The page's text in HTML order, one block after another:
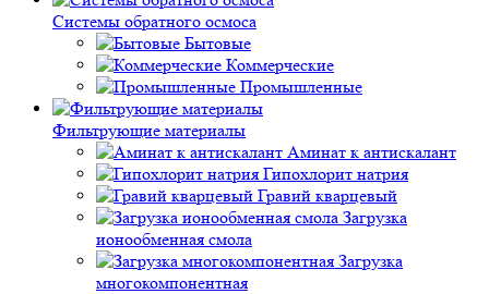
Системы обратного осмоса
Бытовые
Коммерческие
Промышленные
Фильтрующие материалы
Аминат к антискалант
Гипохлорит натрия
Гравий кварцевый
Загрузка
ионообменная смола
Загрузка
многокомпонентная